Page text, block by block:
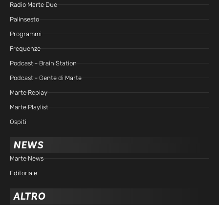
Radio Marte Due
Palinsesto
Programmi
Frequenze
Podcast - Brain Station
Podcast - Gente di Marte
Marte Replay
Marte Playlist
Ospiti
NEWS
Marte News
Editoriale
ALTRO